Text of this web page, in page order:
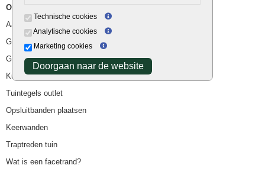
Technische cookies
Analytische cookies
Marketing cookies
Doorgaan naar de website
Overig
Aanbiedingen
Goedkope bestrating
Goedkope tuintegels
Kunstgras
Tuintegels outlet
Opsluitbanden plaatsen
Keerwanden
Traptreden tuin
Wat is een facetrand?